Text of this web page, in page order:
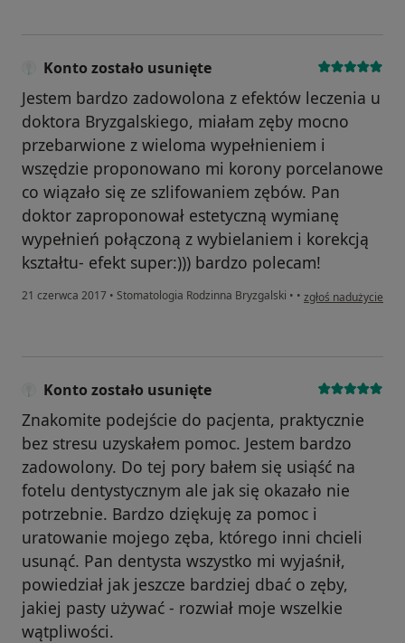
Konto zostało usunięte
Jestem bardzo zadowolona z efektów leczenia u
doktora Bryzgalskiego, miałam zęby mocno
przebarwione z wieloma wypełnieniem i
wszędzie proponowano mi korony porcelanowe
co wiązało się ze szlifowaniem zębów. Pan
doktor zaproponował estetyczną wymianę
wypełnień połączoną z wybielaniem i korekcją
kształtu- efekt super:))) bardzo polecam!
21 czerwca 2017 • Stomatologia Rodzinna Bryzgalski • • w opinii
zgłoś nadużycie
Konto zostało usunięte
Znakomite podejście do pacjenta, praktycznie
bez stresu uzyskałem pomoc. Jestem bardzo
zadowolony. Do tej pory bałem się usiąść na
fotelu dentystycznym ale jak się okazało nie
potrzebnie. Bardzo dziękuję za pomoc i
uratowanie mojego zęba, którego inni chcieli
usunąć. Pan dentysta wszystko mi wyjaśnił,
powiedział jak jeszcze bardziej dbać o zęby,
jakiej pasty używać - rozwiał moje wszelkie
wątpliwości.